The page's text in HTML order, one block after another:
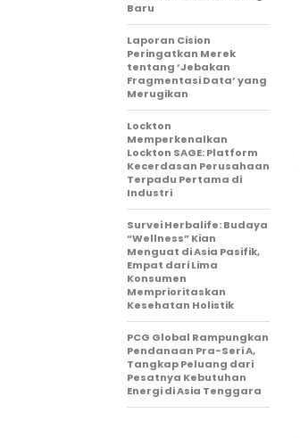
Baru
Laporan Cision
Peringatkan Merek
tentang ‘Jebakan
Fragmentasi Data’ yang
Merugikan
Lockton
Memperkenalkan
Lockton SAGE: Platform
Kecerdasan Perusahaan
Terpadu Pertama di
Industri
Survei Herbalife: Budaya
“Wellness” Kian
Menguat di Asia Pasifik,
Empat dari Lima
Konsumen
Memprioritaskan
Kesehatan Holistik
PCG Global Rampungkan
Pendanaan Pra-Seri A,
Tangkap Peluang dari
Pesatnya Kebutuhan
Energi di Asia Tenggara